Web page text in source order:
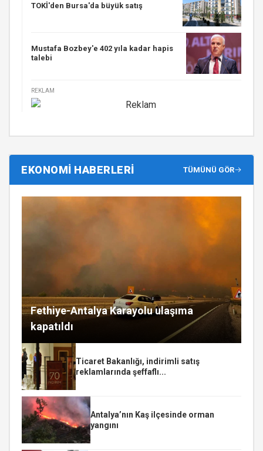
TOKİ'den Bursa'da büyük satış
Mustafa Bozbey'e 402 yıla kadar hapis
talebi
REKLAM
EKONOMİ HABERLERİ TÜMÜNÜ GÖR
Fethiye-Antalya Karayolu ulaşıma
kapatıldı
Ticaret Bakanlığı, indirimli satış
reklamlarında şeffaflı...
Antalya’nın Kaş ilçesinde orman
yangını